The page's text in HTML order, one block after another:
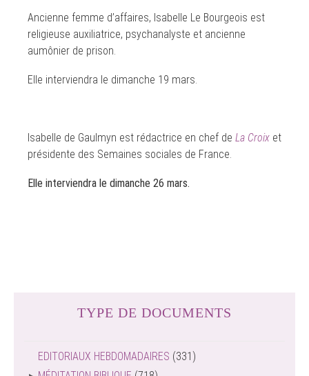
Ancienne femme d’affaires, Isabelle Le Bourgeois est
religieuse auxiliatrice, psychanalyste et ancienne
aumônier de prison.
Elle interviendra le dimanche 19 mars.
Isabelle de Gaulmyn est rédactrice en chef de La Croix et
présidente des Semaines sociales de France.
Elle interviendra le dimanche 26 mars.
TYPE DE DOCUMENTS
EDITORIAUX HEBDOMADAIRES (331)